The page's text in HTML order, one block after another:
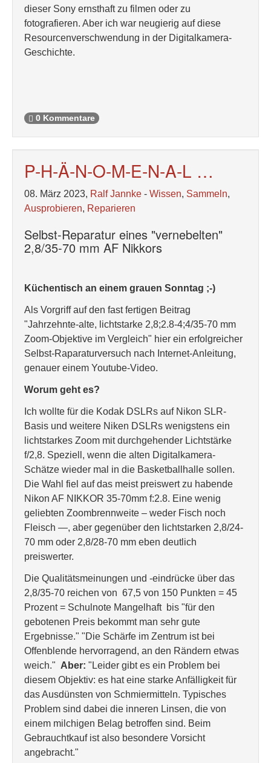
dieser Sony ernsthaft zu filmen oder zu
fotografieren. Aber ich war neugierig auf diese
Resourcenverschwendung in der Digitalkamera-
Geschichte.
0 Kommentare
P-H-Ä-N-O-M-E-N-A-L …
08. März 2023, Ralf Jannke - Wissen, Sammeln,
Ausprobieren, Reparieren
Selbst-Reparatur eines "vernebelten"
2,8/35-70 mm AF Nikkors
Küchentisch an einem grauen Sonntag ;-)
Als Vorgriff auf den fast fertigen Beitrag
"Jahrzehnte-alte, lichtstarke 2,8;2.8-4;4/35-70 mm
Zoom-Objektive im Vergleich" hier ein erfolgreicher
Selbst-Raparaturversuch nach Internet-Anleitung,
genauer einem Youtube-Video.
Worum geht es?
Ich wollte für die Kodak DSLRs auf Nikon SLR-
Basis und weitere Niken DSLRs wenigstens ein
lichtstarkes Zoom mit durchgehender Lichtstärke
f/2,8. Speziell, wenn die alten Digitalkamera-
Schätze wieder mal in die Basketballhalle sollen.
Die Wahl fiel auf das meist preiswert zu habende
Nikon AF NIKKOR 35-70mm f:2.8. Eine wenig
geliebten Zoombrennweite – weder Fisch noch
Fleisch —, aber gegenüber den lichtstarken 2,8/24-
70 mm oder 2,8/28-70 mm eben deutlich
preiswerter.
Die Qualitätsmeinungen und -eindrücke über das
2,8/35-70 reichen von 67,5 von 150 Punkten = 45
Prozent = Schulnote Mangelhaft bis "für den
gebotenen Preis bekommt man sehr gute
Ergebnisse." "Die Schärfe im Zentrum ist bei
Offenblende hervorragend, an den Rändern etwas
weich." Aber: "Leider gibt es ein Problem bei
diesem Objektiv: es hat eine starke Anfälligkeit für
das Ausdünsten von Schmiermitteln. Typisches
Problem sind dabei die inneren Linsen, die von
einem milchigen Belag betroffen sind. Beim
Gebrauchtkauf ist also besondere Vorsicht
angebracht."